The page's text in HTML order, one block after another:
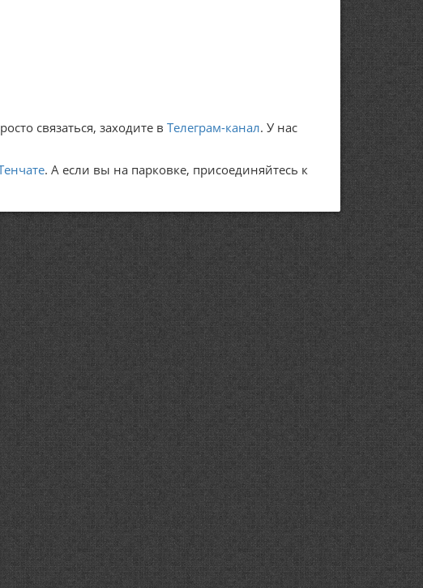
связаться, заходите в Телеграм-канал. У нас
. А если вы на парковке, присоединяйтесь к